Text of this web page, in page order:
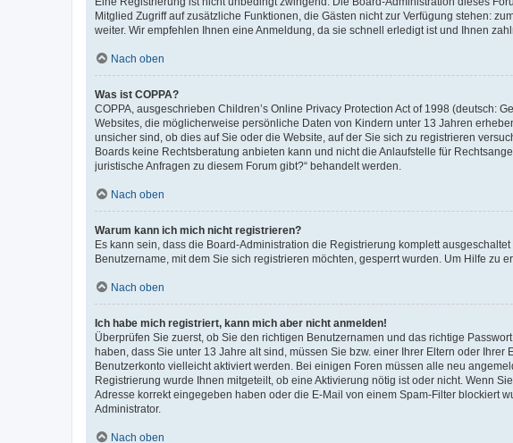
Mitglied Zugriff auf zusätzliche Funktionen, die Gästen nicht zur Verfügung stehen:
weiter. Wir empfehlen Ihnen eine Anmeldung, da sie schnell erledigt ist und Ihnen
Nach oben
Was ist COPPA?
COPPA, ausgeschrieben Children’s Online Privacy Protection Act of 1998 (deutsch:
Websites, die möglicherweise persönliche Daten von Kindern unter 13 Jahren
unsicher sind, ob dies auf Sie oder die Website, auf der Sie sich zu registrieren
Boards keine Rechtsberatung anbieten kann und nicht die Anlaufstelle für
juristische Anfragen zu diesem Forum gibt?“ behandelt werden.
Nach oben
Warum kann ich mich nicht registrieren?
Es kann sein, dass die Board-Administration die Registrierung komplett
Benutzername, mit dem Sie sich registrieren möchten, gesperrt wurden. Um Hilfe zu
Nach oben
Ich habe mich registriert, kann mich aber nicht anmelden!
Überprüfen Sie zuerst, ob Sie den richtigen Benutzernamen und das richtige
haben, dass Sie unter 13 Jahre alt sind, müssen Sie bzw. einer Ihrer Eltern oder
Benutzerkonto vielleicht aktiviert werden. Bei einigen Foren müssen alle neu
Registrierung wurde Ihnen mitgeteilt, ob eine Aktivierung nötig ist oder nicht. Wenn
Adresse korrekt eingegeben haben oder die E-Mail von einem Spam-Filter blockiert
Administrator.
Nach oben